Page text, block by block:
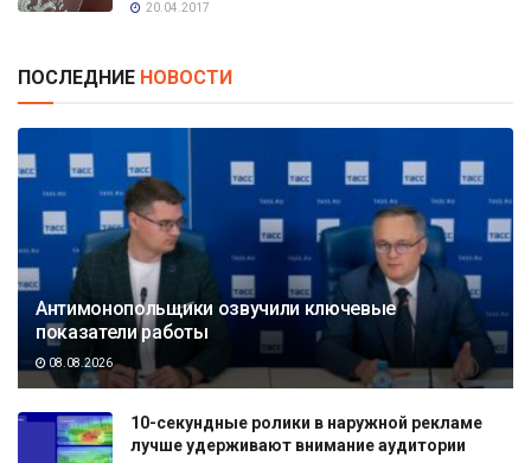
20.04.2017
ПОСЛЕДНИЕ НОВОСТИ
Антимонопольщики озвучили ключевые
показатели работы
08.08.2026
10-секундные ролики в наружной рекламе
лучше удерживают внимание аудитории